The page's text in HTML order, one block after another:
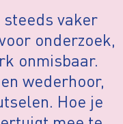
steeds vaker
onderzoek,
onmisbaar.
wederhoor,
Hoe je